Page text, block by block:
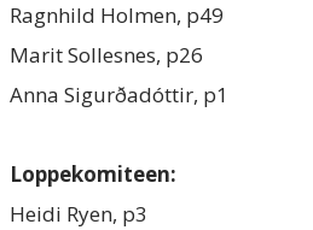
Ragnhild Holmen, p49
Marit Sollesnes, p26
Anna Sigurðadóttir, p1
Loppekomiteen:
Heidi Ryen, p3